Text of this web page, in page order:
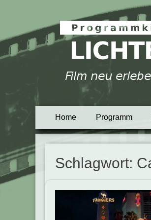
Primäres
Menü
springen
Home Programm
Schlagwort: